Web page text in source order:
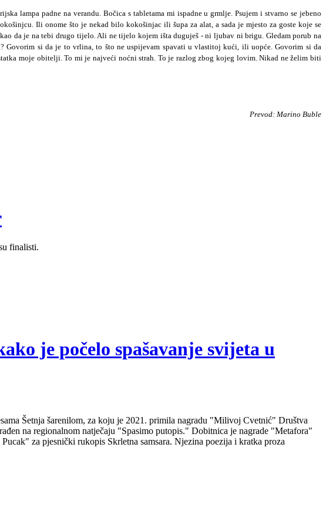
lampa padne na verandu. Bočica s tabletama mi ispadne u grmlje. Psujem i stvarno se jebeno
Ili onome što je nekad bilo kokošinjac ili šupa za alat, a sada je mjesto za goste koje se
da je na tebi drugo tijelo. Ali ne tijelo kojem išta duguješ - ni ljubav ni brigu. Gledam porub na
Govorim si da je to vrlina, to što ne uspijevam spavati u vlastitoj kući, ili uopće. Govorim si da
moje obitelji. To mi je najveći noćni strah. To je razlog zbog kojeg lovim. Nikad ne želim biti
Prevod: Marino Buble
finalisti.
je počelo spašavanje svijeta u
Šetnja šarenilom, za koju je 2021. primila nagradu "Milivoj Cvetnić" Društva
na regionalnom natječaju "Spasimo putopis." Dobitnica je nagrade "Metafora"
za pjesnički rukopis Skrletna samsara. Njezina poezija i kratka proza